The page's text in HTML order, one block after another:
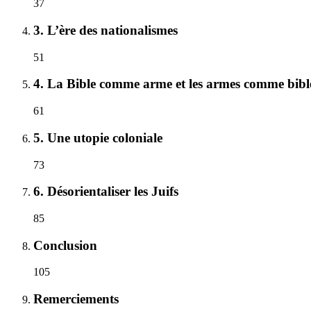
37
3. L’ère des nationalismes
51
4. La Bible comme arme et les armes comme
61
5. Une utopie coloniale
73
6. Désorientaliser les Juifs
85
Conclusion
105
Remerciements